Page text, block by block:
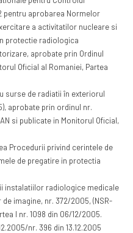
aprobarea Normelor
a activitatilor nucleare si
protectie radiologica
aprobate prin Ordinul
Oficial al Romaniei, Partea
surse de radiatii în exteriorul
aprobate prin ordinul nr.
si publicate in Monitorul Oficial,
Procedurii privind cerintele de
de pregatire in protectia
instalatiilor radiologice medicale
imagine, nr. 372/2005, (NSR-
I nr. 1098 din 06/12/2005.
nr. 396 din 13.12.2005